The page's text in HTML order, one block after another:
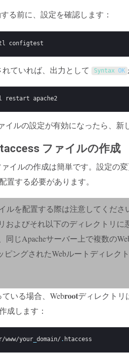
る前に、設定を確認します：
configtest
ていれば、出力として Syntax OK
restart apache2
イルの設定が有効になったら、新
ファイルの作成
イルの作成は簡単です。設定の
置する必要があります。
ルを配置する際は注意してくだ
およびそれ以下のディレクトリに
同じApacheサーバー上で複数の
ピングされたWebルートディレク
いる場合、Webrootディレクト
成します：
www/your_ domain/ . htaccess